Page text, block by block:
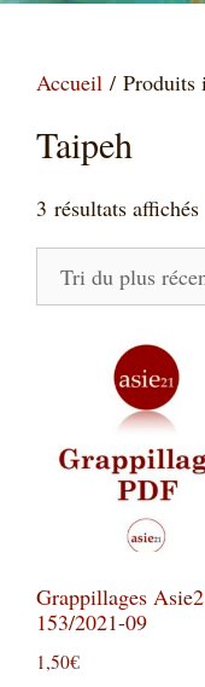
Accueil / Produits
Taipeh
3 résultats affichés
Grappillages
153/2021-09
1,50€